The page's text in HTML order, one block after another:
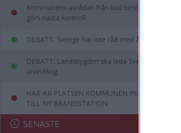
Kommunens avrådan från bad består – då
görs nästa kontroll
DEBATT: Sverige har inte råd med ålderism
DEBATT: Landsbygden ska leda Sveriges
utveckling
HÄR ÄR PLATSEN KOMMUNEN PEKAR UT
TILL NY BRANDSTATION
SENASTE